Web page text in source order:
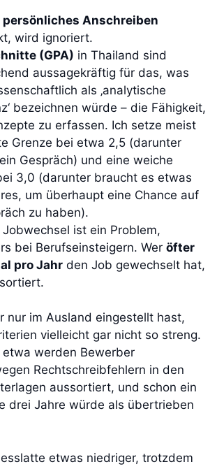
persönliches Anschreiben
wird ignoriert.
(GPA) in Thailand sind
aussagekräftig für das, was
als ‚analytische
bezeichnen würde – die Fähigkeit,
zu erfassen. Ich setze meist
Grenze bei etwa 2,5 (darunter
Gespräch) und eine weiche
3,0 (darunter braucht es etwas
um überhaupt eine Chance auf
zu haben).
ist ein Problem,
bei Berufseinsteigern. Wer öfter
pro Jahr den Job gewechselt hat,
nur im Ausland eingestellt hast,
vielleicht gar nicht so streng.
etwa werden Bewerber
Rechtschreibfehlern in den
aussortiert, und schon ein
drei Jahre würde als übertrieben
etwas niedriger, trotzdem